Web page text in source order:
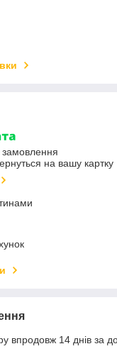
на вашу картку
впродовж 14 днів за